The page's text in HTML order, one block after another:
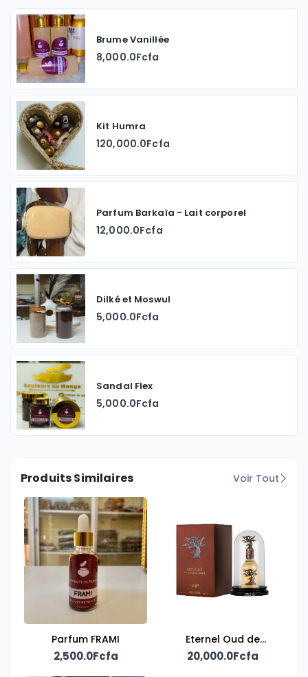
Brume Vanillée
8,000.0Fcfa
Kit Humra
120,000.0Fcfa
Parfum Barkaïa - Lait corporel
12,000.0Fcfa
Dilké et Moswul
5,000.0Fcfa
Sandal Flex
5,000.0Fcfa
Produits Similaires Voir Tout
Parfum FRAMI
2,500.0Fcfa
Eternel Oud de
Lattafa
20,000.0Fcfa